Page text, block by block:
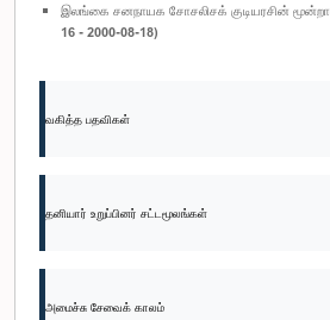
இலங்கை சனநாயக சோசலிசக் குடியரசின்
16 - 2000-08-18)
வகித்த பதவிகள்
தனியார் உறுப்பினர் சட்டமூலங்கள்
அமைச்சு சேவைக் காலம்